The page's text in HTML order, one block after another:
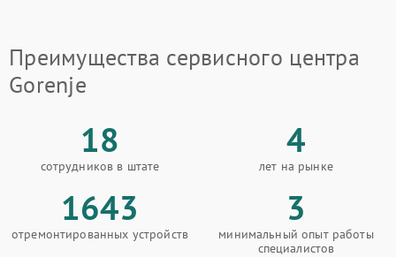
Преимущества сервисного центра
Gorenje
18
сотрудников в штате
4
лет на рынке
1643
отремонтированных устройств
3
минимальный опыт работы
специалистов